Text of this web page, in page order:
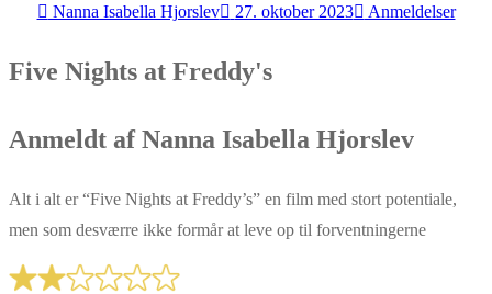
Nanna Isabella Hjorslev 27. oktober 2023 Anmeldelser
Five Nights at Freddy's
Anmeldt af Nanna Isabella Hjorslev
Alt i alt er “Five Nights at Freddy’s” en film med stort potentiale,
men som desværre ikke formår at leve op til forventningerne